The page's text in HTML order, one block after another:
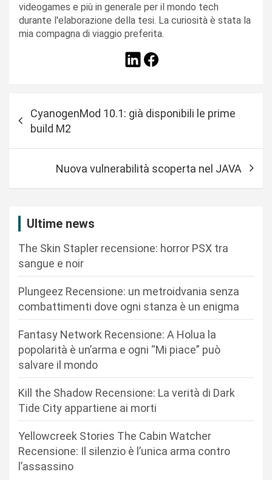
videogames e più in generale per il mondo tech
durante l'elaborazione della tesi. La curiosità è stata la
mia compagna di viaggio preferita.
CyanogenMod 10.1: già disponibili le prime
build M2
Nuova vulnerabilità scoperta nel JAVA
Ultime news
The Skin Stapler recensione: horror PSX tra
sangue e noir
Plungeez Recensione: un metroidvania senza
combattimenti dove ogni stanza è un enigma
Fantasy Network Recensione: A Holua la
popolarità è un’arma e ogni “Mi piace” può
salvare il mondo
Kill the Shadow Recensione: La verità di Dark
Tide City appartiene ai morti
Yellowcreek Stories The Cabin Watcher
Recensione: Il silenzio è l’unica arma contro
l’assassino